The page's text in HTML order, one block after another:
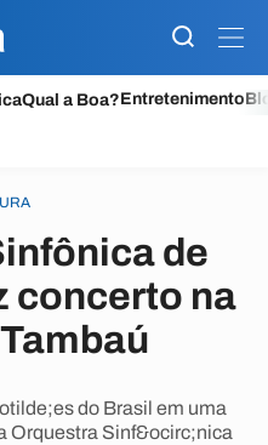
Qual a Boa?Entretenimento
de
concerto na
do Brasil em uma
Orquestra Sinf&ocirc;nica